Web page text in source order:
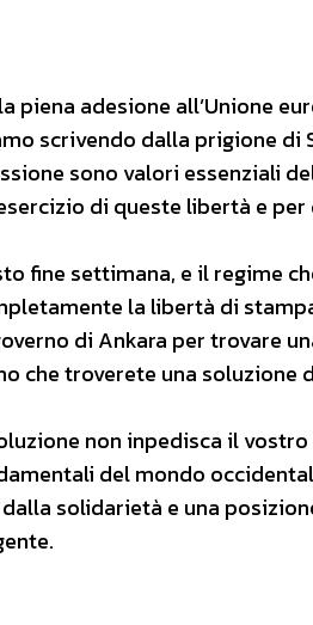
adesione all’Unione
scrivendo dalla prigione di
sono valori essenziali
di queste libertà e
fine settimana, e il regime
la libertà di
di Ankara per trovare
che troverete una soluzione
non inpedisca il
del mondo
solidarietà e una